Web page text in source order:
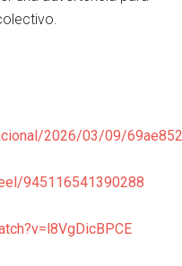
2026/03/09/
945116541390288